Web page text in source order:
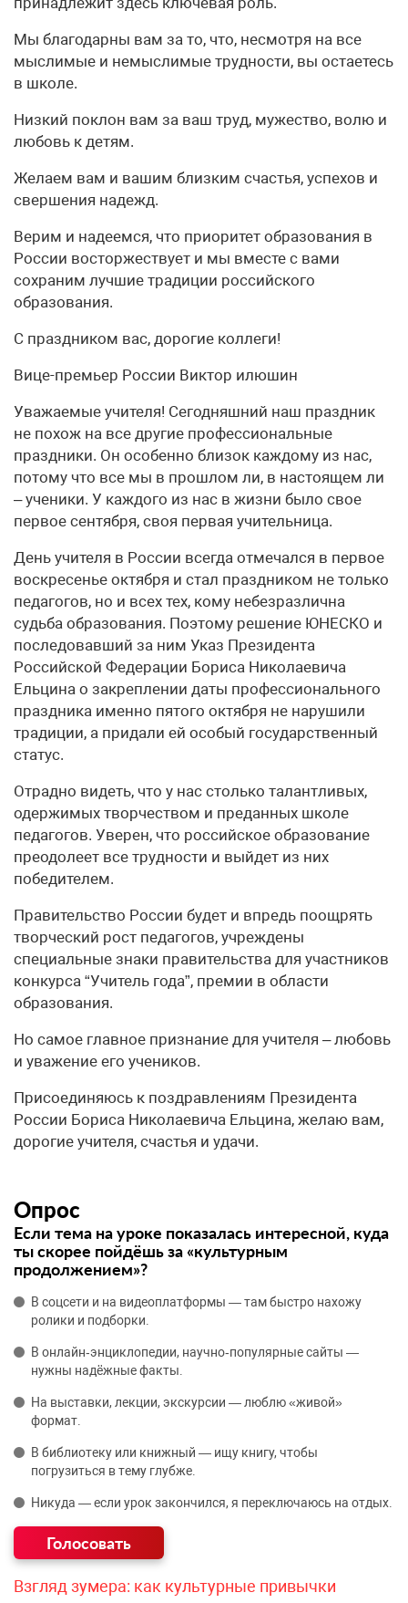
Мы благодарны вам за то, что, несмотря на все
мыслимые и немыслимые трудности, вы остаетесь
в школе.
Низкий поклон вам за ваш труд, мужество, волю и
любовь к детям.
Желаем вам и вашим близким счастья, успехов и
свершения надежд.
Верим и надеемся, что приоритет образования в
России восторжествует и мы вместе с вами
сохраним лучшие традиции российского
образования.
С праздником вас, дорогие коллеги!
Вице-премьер России Виктор илюшин
Уважаемые учителя! Сегодняшний наш праздник
не похож на все другие профессиональные
праздники. Он особенно близок каждому из нас,
потому что все мы в прошлом ли, в настоящем ли
– ученики. У каждого из нас в жизни было свое
первое сентября, своя первая учительница.
День учителя в России всегда отмечался в первое
воскресенье октября и стал праздником не только
педагогов, но и всех тех, кому небезразлична
судьба образования. Поэтому решение ЮНЕСКО и
последовавший за ним Указ Президента
Российской Федерации Бориса Николаевича
Ельцина о закреплении даты профессионального
праздника именно пятого октября не нарушили
традиции, а придали ей особый государственный
статус.
Отрадно видеть, что у нас столько талантливых,
одержимых творчеством и преданных школе
педагогов. Уверен, что российское образование
преодолеет все трудности и выйдет из них
победителем.
Правительство России будет и впредь поощрять
творческий рост педагогов, учреждены
специальные знаки правительства для участников
конкурса “Учитель года”, премии в области
образования.
Но самое главное признание для учителя – любовь
и уважение его учеников.
Присоединяюсь к поздравлениям Президента
России Бориса Николаевича Ельцина, желаю вам,
дорогие учителя, счастья и удачи.
Опрос
Если тема на уроке показалась интересной, куда
ты скорее пойдёшь за «культурным
продолжением»?
В соцсети и на видеоплатформы — там быстро нахожу
ролики и подборки.
В онлайн‑энциклопедии, научно‑популярные сайты —
нужны надёжные факты.
На выставки, лекции, экскурсии — люблю «живой»
формат.
В библиотеку или книжный — ищу книгу, чтобы
погрузиться в тему глубже.
Никуда — если урок закончился, я переключаюсь на отдых.
Взгляд зумера: как культурные привычки